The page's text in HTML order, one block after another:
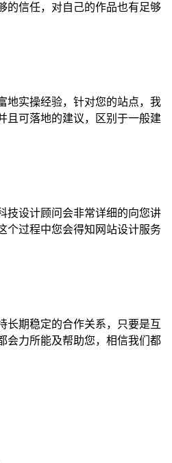
的信任，对自己的作品也有足够
地实操经验，针对您的站点，我
且可落地的建议，区别于一般建
技设计顾问会非常详细的向您讲
个过程中您会得知网站设计服务
长期稳定的合作关系，只要是互
会力所能及帮助您，相信我们都